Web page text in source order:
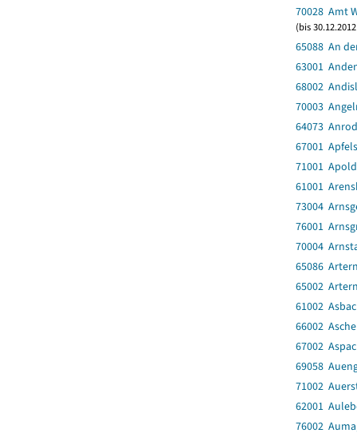
70028 Amt
(bis
65088 An
63001
68002
70003
64073
67001
71001
61001
73004
76001
70004
65086
65002
61002
66002
67002
69058
71002
62001
76002